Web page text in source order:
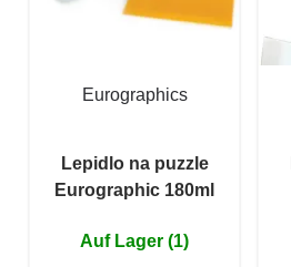
Eurographics
Lepidlo na puzzle
Eurographic 180ml
Auf Lager (1)